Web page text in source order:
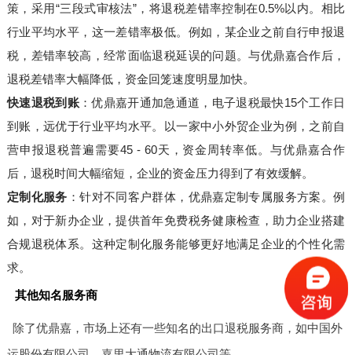
策，采用“三段式审核法”，将退税差错率控制在0.5%以内。相比
行业平均水平，这一差错率极低。例如，某企业之前自行申报退
税，差错率较高，经常面临退税延误的问题。与优鼎嘉合作后，
退税差错率大幅降低，资金回笼速度明显加快。
快速退税到账：优鼎嘉开通加急通道，电子退税最快15个工作日
到账，远优于行业平均水平。以一家中小外贸企业为例，之前自
营申报退税普遍需要45 - 60天，资金周转率低。与优鼎嘉合作
后，退税时间大幅缩短，企业的资金压力得到了有效缓解。
定制化服务 ：针对不同客户群体，优鼎嘉定制专属服务方案。例
如，对于新办企业，提供首年免费税务健康检查，助力企业搭建
合规退税体系。这种定制化服务能够更好地满足企业的个性化需
求。
其他知名服务商
除了优鼎嘉，市场上还有一些知名的出口退税服务商，如中国外